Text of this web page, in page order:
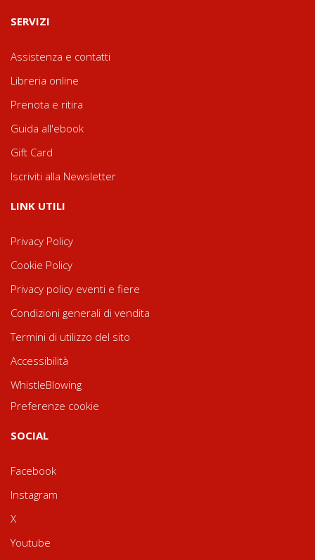
SERVIZI
Assistenza e contatti
Libreria online
Prenota e ritira
Guida all'ebook
Gift Card
Iscriviti alla Newsletter
LINK UTILI
Privacy Policy
Cookie Policy
Privacy policy eventi e fiere
Condizioni generali di vendita
Termini di utilizzo del sito
Accessibilità
WhistleBlowing
Preferenze cookie
SOCIAL
Facebook
Instagram
X
Youtube